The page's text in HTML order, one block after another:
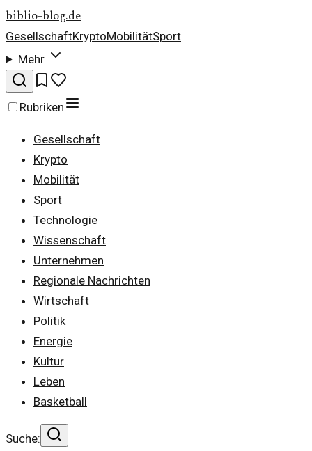
biblio-blog.de
GesellschaftKryptoMobilitätSport
Mehr
Rubriken
Gesellschaft
Krypto
Mobilität
Sport
Technologie
Wissenschaft
Unternehmen
Regionale Nachrichten
Wirtschaft
Politik
Energie
Kultur
Leben
Basketball
Suche: